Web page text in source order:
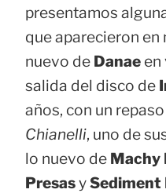
presentamos
que aparecieron en
nuevo de Danae en
salida del disco de
años, con un
Chianelli, uno de
lo nuevo de Machy
PresasySediment